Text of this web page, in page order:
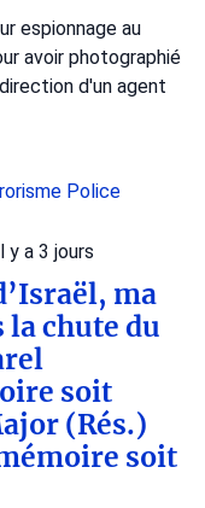
espionnage au
avoir photographié
d'un agent
Police
y a 3 jours
ma
chute du
soit
(Rés.)
soit